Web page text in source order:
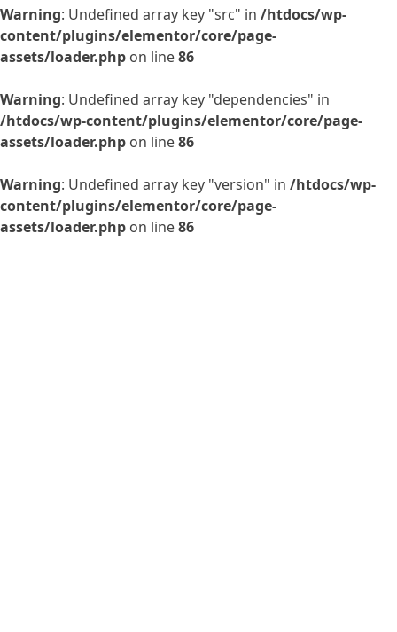
Warning: Undefined array key "src" in /htdocs/wp-
content/plugins/elementor/core/page-
assets/loader.php on line86
Warning: Undefined array key "dependencies" in
/htdocs/wp-content/plugins/elementor/core/page-
assets/loader.php on line86
Warning: Undefined array key "version" in /htdocs/wp-
content/plugins/elementor/core/page-
assets/loader.php on line86